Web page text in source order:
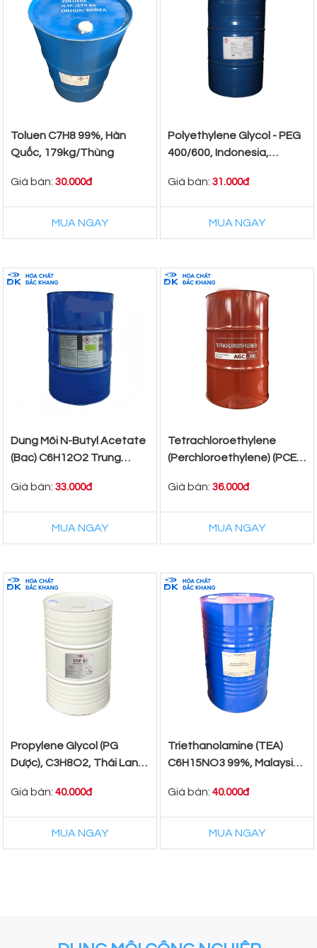
Toluen C7H8 99%, Hàn
Quốc, 179kg/Thùng
Giá bán: 30.000đ
MUA NGAY
Polyethylene Glycol - PEG
400/600, Indonesia,
Giá bán: 31.000đ
MUA NGAY
Dung Môi N-Butyl Acetate
(Bac) C6H12O2 Trung
Giá bán: 33.000đ
MUA NGAY
Tetrachloroethylene
(Perchloroethylene) (PCE)
300kg/Thùng
Giá bán: 36.000đ
MUA NGAY
Propylene Glycol (PG
Dược), C3H8O2, Thái Lan,
Giá bán: 40.000đ
MUA NGAY
Triethanolamine (TEA)
C6H15NO3 99%, Malaysia,
Giá bán: 40.000đ
MUA NGAY